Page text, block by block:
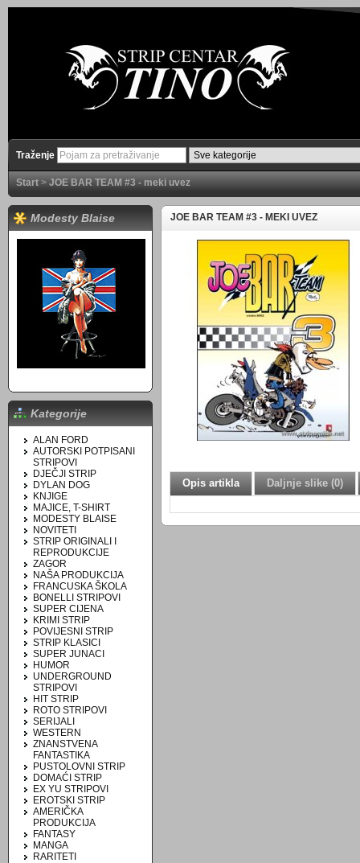
Traženje
Start > JOE BAR TEAM #3 - meki uvez
Modesty Blaise
Kategorije
ALAN FORD
AUTORSKI POTPISANI
STRIPOVI
DJEČJI STRIP
DYLAN DOG
KNJIGE
MAJICE, T-SHIRT
MODESTY BLAISE
NOVITETI
STRIP ORIGINALI I
REPRODUKCIJE
ZAGOR
NAŠA PRODUKCIJA
FRANCUSKA ŠKOLA
BONELLI STRIPOVI
SUPER CIJENA
KRIMI STRIP
POVIJESNI STRIP
STRIP KLASICI
SUPER JUNACI
HUMOR
UNDERGROUND
STRIPOVI
HIT STRIP
ROTO STRIPOVI
SERIJALI
WESTERN
ZNANSTVENA
FANTASTIKA
PUSTOLOVNI STRIP
DOMAĆI STRIP
EX YU STRIPOVI
EROTSKI STRIP
AMERIČKA
PRODUKCIJA
FANTASY
MANGA
RARITETI
JOE BAR TEAM #3 - MEKI UVEZ
Opis artikla Daljnje slike (0)